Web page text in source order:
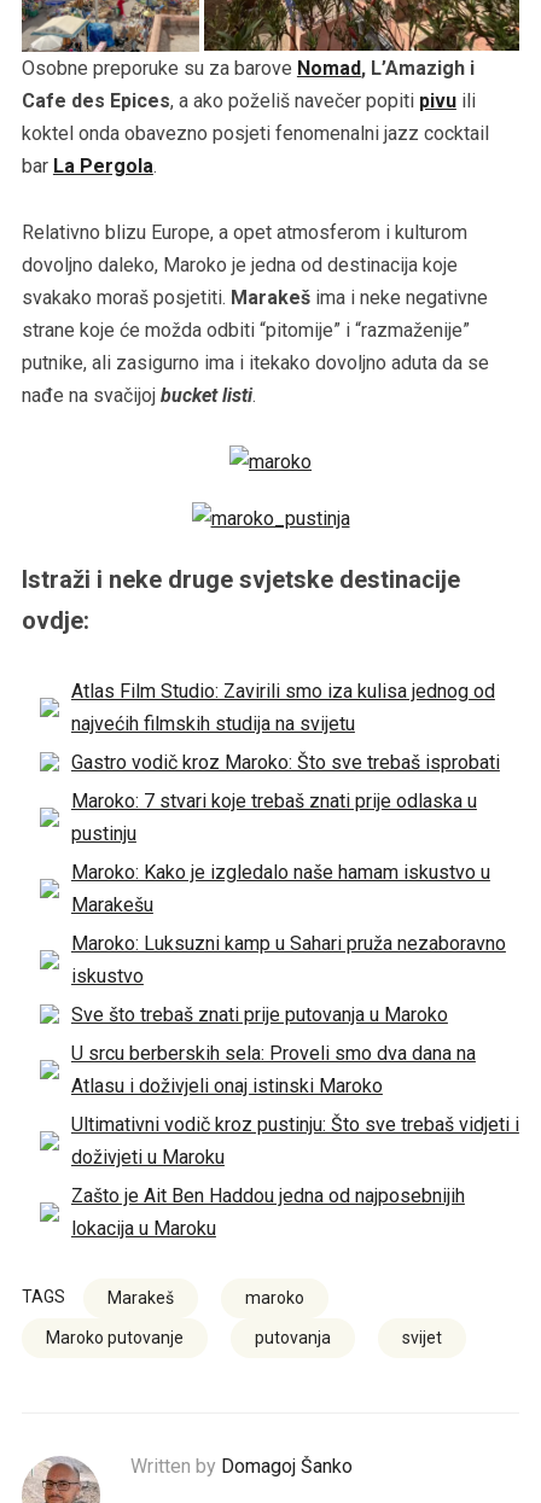
Osobne preporuke su za barove Nomad, L’Amazigh i
Cafe des Epices, a ako poželiš navečer popiti pivuili
koktel onda obavezno posjeti fenomenalni jazz cocktail
bar La Pergola.
Relativno blizu Europe, a opet atmosferom i kulturom
dovoljno daleko, Maroko je jedna od destinacija koje
svakako moraš posjetiti. Marakešima i neke negativne
strane koje će možda odbiti “pitomije” i “razmaženije”
putnike, ali zasigurno ima i itekako dovoljno aduta da se
nađe na svačijoj bucket listi.
Istraži i neke druge svjetske destinacije
ovdje:
Atlas Film Studio: Zavirili smo iza kulisa jednog od
najvećih filmskih studija na svijetu
Gastro vodič kroz Maroko: Što sve trebaš isprobati
Maroko: 7 stvari koje trebaš znati prije odlaska u
pustinju
Maroko: Kako je izgledalo naše hamam iskustvo u
Marakešu
Maroko: Luksuzni kamp u Sahari pruža nezaboravno
iskustvo
Sve što trebaš znati prije putovanja u Maroko
U srcu berberskih sela: Proveli smo dva dana na
Atlasu i doživjeli onaj istinski Maroko
Ultimativni vodič kroz pustinju: Što sve trebaš vidjeti i
doživjeti u Maroku
Zašto je Ait Ben Haddou jedna od najposebnijih
lokacija u Maroku
TAGS Marakeš maroko
Maroko putovanje putovanja svijet
Written by Domagoj Šanko